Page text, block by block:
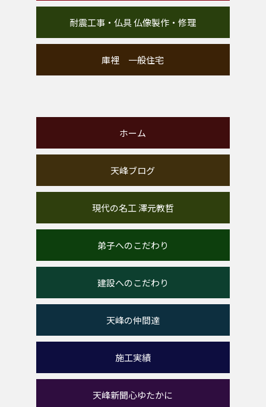
耐震工事・仏具 仏像製作・修理
庫裡 一般住宅
ホーム
天峰ブログ
現代の名工 澤元教哲
弟子へのこだわり
建設へのこだわり
天峰の仲間達
施工実績
天峰新聞心ゆたかに